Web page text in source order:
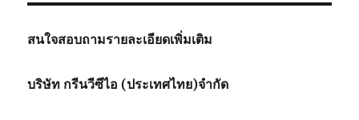
สนใจสอบถามรายละเอียดเพิ่มเติม
บริษัท กรีนวีซีไอ (ประเทศไทย)จำกัด